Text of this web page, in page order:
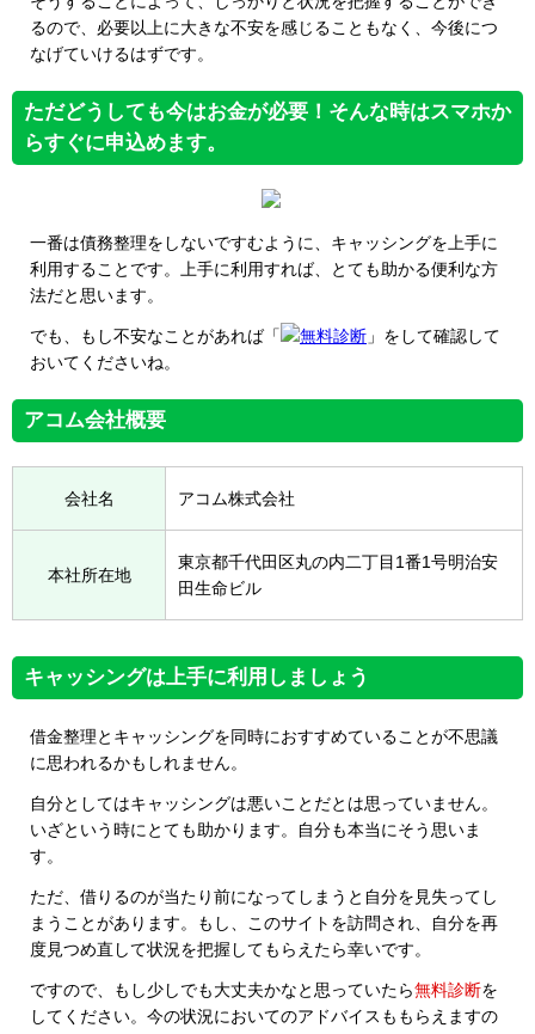
るので、必要以上に大きな不安を感じることもなく、今後につ
なげていけるはずです。
ただどうしても今はお金が必要！そんな時はスマホか
らすぐに申込めます。
一番は債務整理をしないですむように、キャッシングを上手に
利用することです。上手に利用すれば、とても助かる便利な方
法だと思います。
でも、もし不安なことがあれば「 無料診断 」をして確認して
おいてくださいね。
アコム会社概要
会社名 アコム株式会社
本社所在地
東京都千代田区丸の内二丁目1番1号明治安
田生命ビル
キャッシングは上手に利用しましょう
借金整理とキャッシングを同時におすすめていることが不思議
に思われるかもしれません。
自分としてはキャッシングは悪いことだとは思っていません。
いざという時にとても助かります。自分も本当にそう思いま
す。
ただ、借りるのが当たり前になってしまうと自分を見失ってし
まうことがあります。もし、このサイトを訪問され、自分を再
度見つめ直して状況を把握してもらえたら幸いです。
ですので、もし少しでも大丈夫かなと思っていたら無料診断を
してください。今の状況においてのアドバイスももらえますの